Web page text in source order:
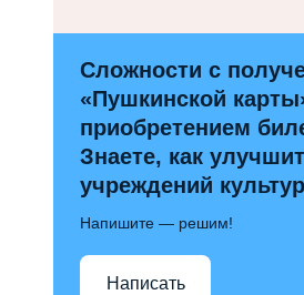
Сложности с
«Пушкинской
приобретением
Знаете, как
учреждений
Напишите — решим!
Написать